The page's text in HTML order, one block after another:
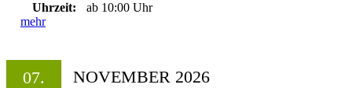
Uhrzeit:
ab 10:00 Uhr
mehr
07. NOVEMBER 2026